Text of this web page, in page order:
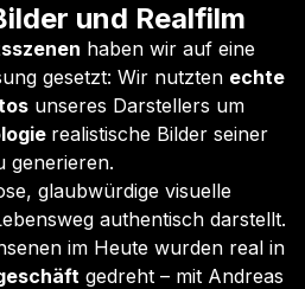
und Realfilm
haben wir auf eine
gesetzt: Wir nutzten echte
unseres Darstellers um
realistische Bilder seiner
generieren.
glaubwürdige visuelle
authentisch darstellt.
im Heute wurden real in
gedreht – mit Andreas